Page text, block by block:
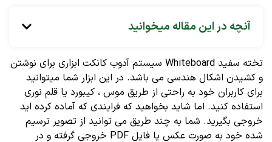
آنچه در این مقاله میخوانید
تخته سفید Whiteboard سیستم آدوب کانکت ابزاری برای نوشتن
و کشیدن اشکال هندسی می باشد. در این ابزار شما میتوانید
برای کاربران خود به راحتی از طریق موس ، کیبورد یا قلم نوری
استفاده کنید. اما شاید بخواهید که فرایندی که آماده کرده اید
خروجی بگیرید. شما به چند طریق می توانید از تصویر ترسیم
شده خود به صورت عکس یا فایل PDF خروجی گرفته و در